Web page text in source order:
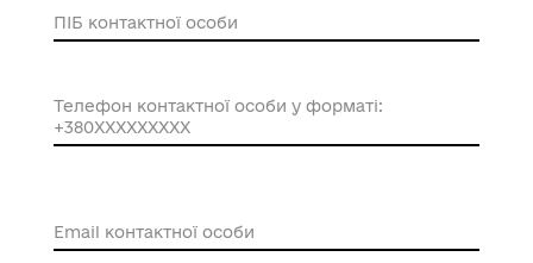
ПІБ контактної особи
чат-бота.
Телефон контактної особи у форматі:
+380XXXXXXXXX
Email контактної особи